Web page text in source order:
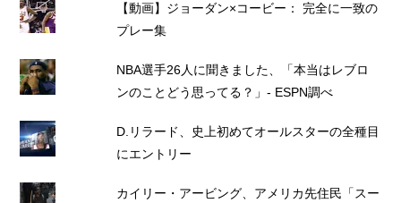
【動画】ジョーダン×コービー： 完全に一致の
プレー集
NBA選手26人に聞きました、「本当はレブロ
ンのことどう思ってる？」- ESPN調べ
D.リラード、史上初めてオールスターの全種目
にエントリー
カイリー・アービング、アメリカ先住民「スー